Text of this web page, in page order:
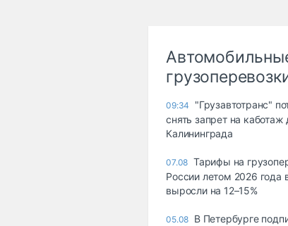
09:34
"Грузавтотранс"
снять запрет на каботаж
Калининграда
07.08 Тарифы на
России летом 2026 года
выросли на 12–15%
05.08 В Петербурге